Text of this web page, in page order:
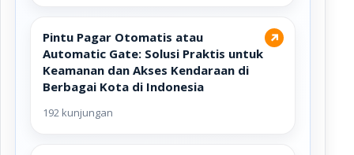
↗
Pintu Pagar Otomatis atau
Automatic Gate: Solusi Praktis untuk
Keamanan dan Akses Kendaraan di
Berbagai Kota di Indonesia
192 kunjungan